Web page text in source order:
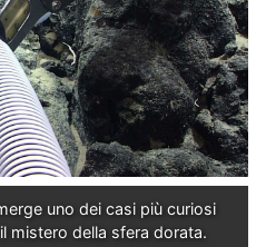
uno dei casi più curiosi
mistero della sfera dorata.